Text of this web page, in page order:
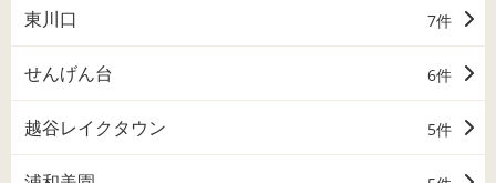
東川口 7件
せんげん台 6件
越谷レイクタウン 5件